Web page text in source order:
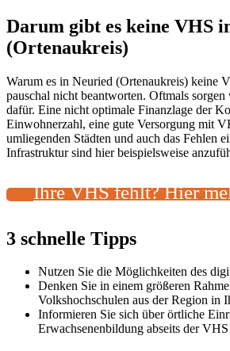
Darum gibt es keine VHS
(Ortenaukreis)
Warum es in Neuried (Ortenaukreis) keine
pauschal nicht beantworten. Oftmals sorgen
dafür. Eine nicht optimale Finanzlage der
Einwohnerzahl, eine gute Versorgung mit
umliegenden Städten und auch das Fehlen
Infrastruktur sind hier beispielsweise
Ihre VHS fehlt? Hier
3 schnelle Tipps
Nutzen Sie die Möglichkeiten des
Denken Sie in einem größeren
Volkshochschulen aus der Region in
Informieren Sie sich über örtliche
Erwachsenenbildung abseits der